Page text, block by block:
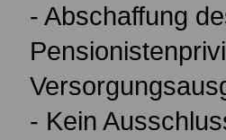
- Abschaffung
- Kein